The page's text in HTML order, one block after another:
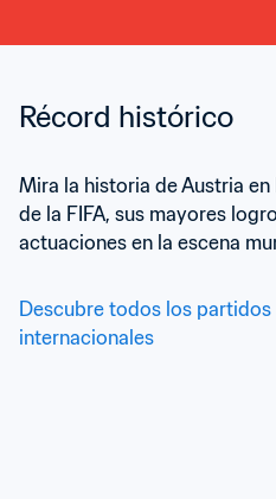
Récord histórico
Mira la historia de Austria
de la FIFA, sus mayores
actuaciones en la escena
Descubre todos los partidos
internacionales